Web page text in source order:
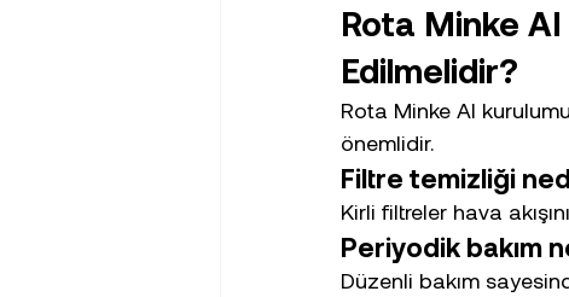
Rota Minke
Edilmelidir?
Rota Minke AI
önemlidir.
Filtre temizliği
Kirli filtreler hava
Periyodik bakım
Düzenli bakım